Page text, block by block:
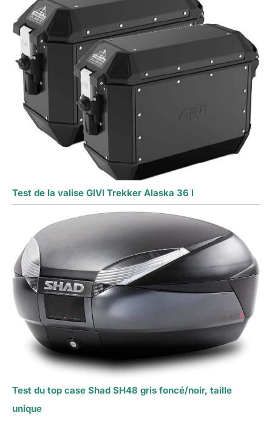
Test de la valise GIVI Trekker Alaska 36 l
Test du top case Shad SH48 gris foncé/noir, taille
unique